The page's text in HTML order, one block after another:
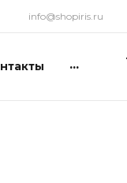
info@shopiris.ru
...